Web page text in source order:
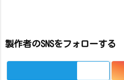
製作者のSNSをフォローする